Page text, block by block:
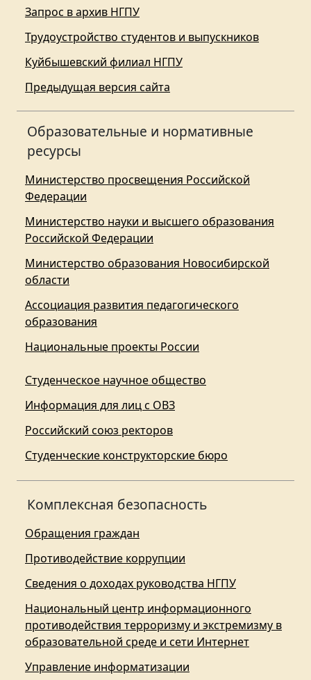
Запрос в архив НГПУ
Трудоустройство студентов и выпускников
Куйбышевский филиал НГПУ
Предыдущая версия сайта
Образовательные и нормативные
ресурсы
Министерство просвещения Российской
Федерации
Министерство науки и высшего образования
Российской Федерации
Министерство образования Новосибирской
области
Ассоциация развития педагогического
образования
Национальные проекты России
Студенческое научное общество
Информация для лиц с ОВЗ
Российский союз ректоров
Студенческие конструкторские бюро
Комплексная безопасность
Обращения граждан
Противодействие коррупции
Сведения о доходах руководства НГПУ
Национальный центр информационного
противодействия терроризму и экстремизму в
образовательной среде и сети Интернет
Управление информатизации